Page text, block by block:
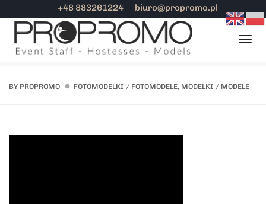
+48 883261224 biuro@propromo.pl
Portfolio Organizacja sesji zdjęciowej w Warszawie
BY PROPROMO FOTOMODELKI / FOTOMODELE, MODELKI / MODELE